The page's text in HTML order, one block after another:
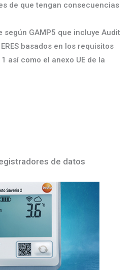
de que tengan consecuencias
según GAMP5 que incluye Audit
basados en los requisitos
así como el anexo UE de la
de datos